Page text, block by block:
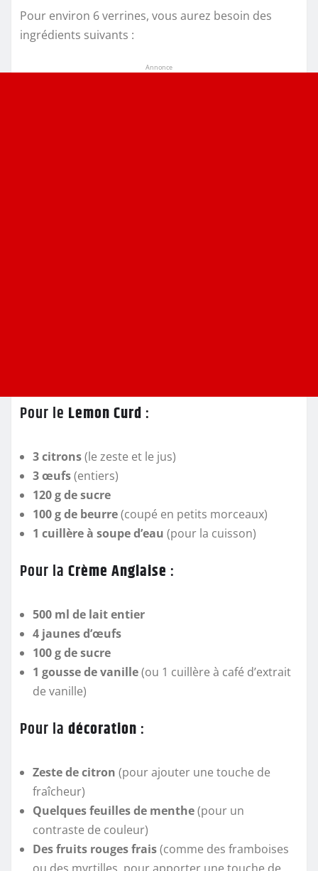
Pour environ 6 verrines, vous aurez besoin des
ingrédients suivants :
Annonce
Pour le Lemon Curd:
3 citrons(le zeste et le jus)
3 œufs(entiers)
120 g de sucre
100 g de beurre(coupé en petits morceaux)
1 cuillère à soupe d’eau (pour la cuisson)
Pour la Crème Anglaise :
500 ml de lait entier
4 jaunes d’œufs
100 g de sucre
1 gousse de vanille(ou 1 cuillère à café d’extrait
de vanille)
Pour la décoration:
Zeste de citron (pour ajouter une touche de
fraîcheur)
Quelques feuilles de menthe(pour un
contraste de couleur)
Des fruits rouges frais(comme des framboises